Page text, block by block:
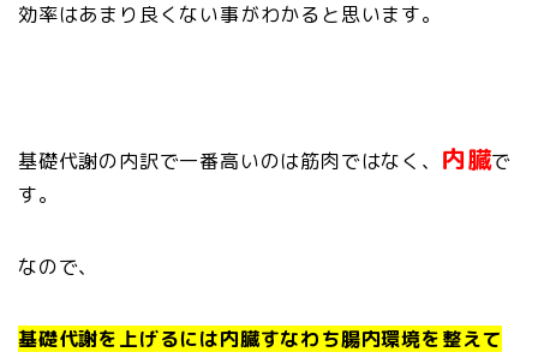
効率はあまり良くない事がわかると思います。
基礎代謝の内訳で一番高いのは筋肉ではなく、 内臓で
す。
なので、
基礎代謝を上げるには内臓すなわち腸内環境を整えて